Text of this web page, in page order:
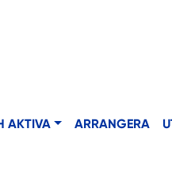
AKTIVA ARRANGERA